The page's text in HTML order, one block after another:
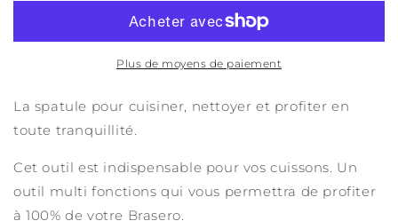
Plus de moyens de paiement
La spatule pour cuisiner, nettoyer et profiter en
toute tranquillité.
Cet outil est indispensable pour vos cuissons. Un
outil multi fonctions qui vous permettra de profiter
à 100% de votre Brasero.